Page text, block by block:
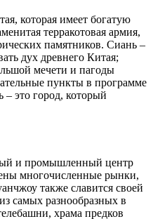
которая имеет богатую
терракотовая армия,
памятников. Сиань –
дух древнего Китая;
мечети и пагоды
пункты в программе
это город, который
и промышленный центр
многочисленные рынки,
также славится своей
самых разнообразных в
храма предков